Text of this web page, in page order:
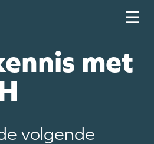
met
volgende